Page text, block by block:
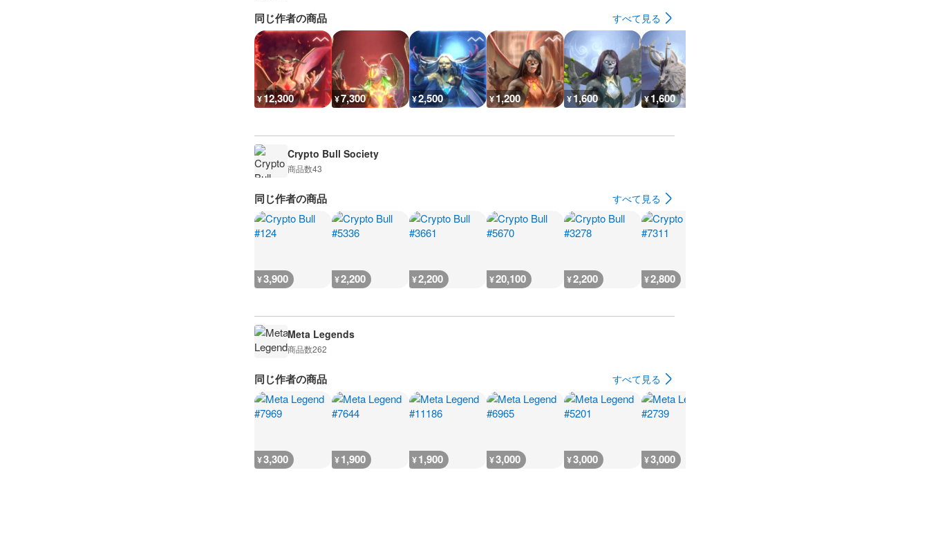
同じ作者の商品 すべて見る
¥12,300 ¥7,300 ¥2,500 ¥1,200 ¥1,600 ¥1,600
Crypto Bull Society
商品数43
同じ作者の商品 すべて見る
¥3,900 ¥2,200 ¥2,200 ¥20,100 ¥2,200 ¥2,800
Meta Legends
商品数262
同じ作者の商品 すべて見る
¥3,300 ¥1,900 ¥1,900 ¥3,000 ¥3,000 ¥3,000